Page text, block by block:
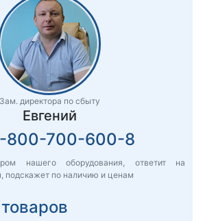
Зам. директора по сбыту
Евгений
800-700-600-8
нашего оборудования, ответит на
подскажет по наличию и ценам